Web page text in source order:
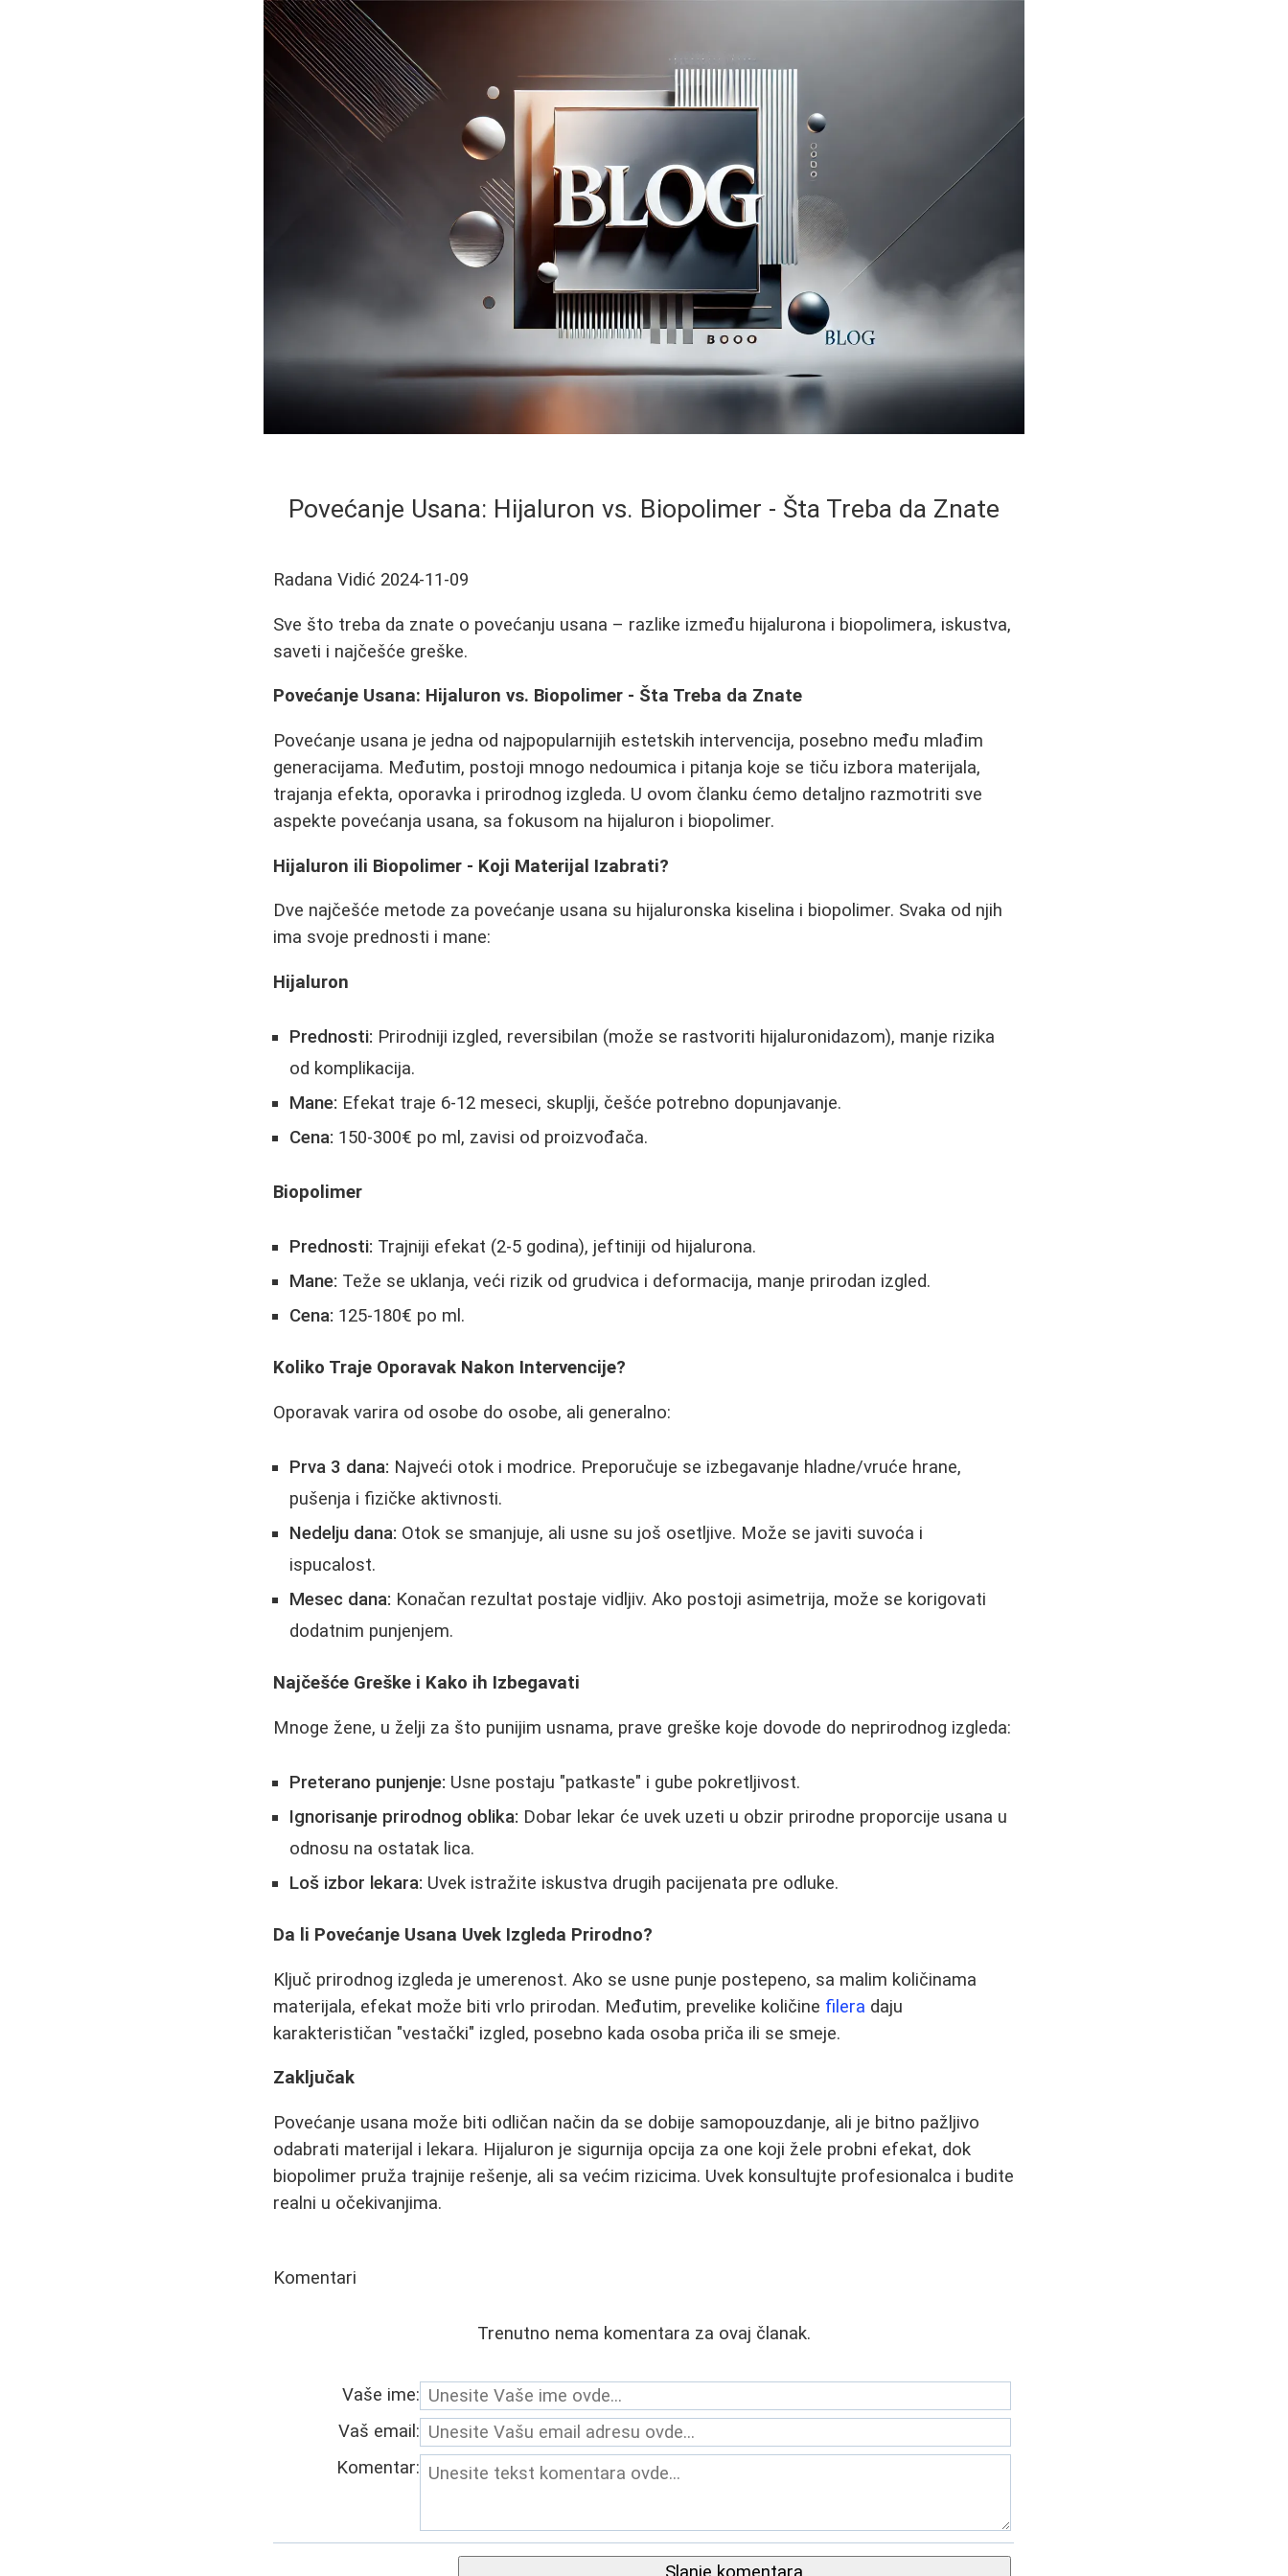
Povećanje Usana: Hijaluron vs. Biopolimer - Šta Treba da Znate
Radana Vidić 2024-11-09
Sve što treba da znate o povećanju usana – razlike između hijalurona i biopolimera, iskustva,
saveti i najčešće greške.
Povećanje Usana: Hijaluron vs. Biopolimer - Šta Treba da Znate
Povećanje usana je jedna od najpopularnijih estetskih intervencija, posebno među mlađim
generacijama. Međutim, postoji mnogo nedoumica i pitanja koje se tiču izbora materijala,
trajanja efekta, oporavka i prirodnog izgleda. U ovom članku ćemo detaljno razmotriti sve
aspekte povećanja usana, sa fokusom na hijaluron i biopolimer.
Hijaluron ili Biopolimer - Koji Materijal Izabrati?
Dve najčešće metode za povećanje usana su hijaluronska kiselina i biopolimer. Svaka od njih
ima svoje prednosti i mane:
Hijaluron
Prednosti: Prirodniji izgled, reversibilan (može se rastvoriti hijaluronidazom), manje rizika
od komplikacija.
Mane: Efekat traje 6-12 meseci, skuplji, češće potrebno dopunjavanje.
Cena: 150-300€ po ml, zavisi od proizvođača.
Biopolimer
Prednosti: Trajniji efekat (2-5 godina), jeftiniji od hijalurona.
Mane: Teže se uklanja, veći rizik od grudvica i deformacija, manje prirodan izgled.
Cena: 125-180€ po ml.
Koliko Traje Oporavak Nakon Intervencije?
Oporavak varira od osobe do osobe, ali generalno:
Prva 3 dana: Najveći otok i modrice. Preporučuje se izbegavanje hladne/vruće hrane,
pušenja i fizičke aktivnosti.
Nedelju dana: Otok se smanjuje, ali usne su još osetljive. Može se javiti suvoća i
ispucalost.
Mesec dana: Konačan rezultat postaje vidljiv. Ako postoji asimetrija, može se korigovati
dodatnim punjenjem.
Najčešće Greške i Kako ih Izbegavati
Mnoge žene, u želji za što punijim usnama, prave greške koje dovode do neprirodnog izgleda:
Preterano punjenje: Usne postaju "patkaste" i gube pokretljivost.
Ignorisanje prirodnog oblika: Dobar lekar će uvek uzeti u obzir prirodne proporcije usana u
odnosu na ostatak lica.
Loš izbor lekara: Uvek istražite iskustva drugih pacijenata pre odluke.
Da li Povećanje Usana Uvek Izgleda Prirodno?
Ključ prirodnog izgleda je umerenost. Ako se usne punje postepeno, sa malim količinama
materijala, efekat može biti vrlo prirodan. Međutim, prevelike količine filera daju
karakterističan "vestački" izgled, posebno kada osoba priča ili se smeje.
Zaključak
Povećanje usana može biti odličan način da se dobije samopouzdanje, ali je bitno pažljivo
odabrati materijal i lekara. Hijaluron je sigurnija opcija za one koji žele probni efekat, dok
biopolimer pruža trajnije rešenje, ali sa većim rizicima. Uvek konsultujte profesionalca i budite
realni u očekivanjima.
Komentari
Trenutno nema komentara za ovaj članak.
Vaše ime:
Vaš email:
Komentar: